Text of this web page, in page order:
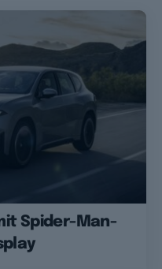
Spider-Man-